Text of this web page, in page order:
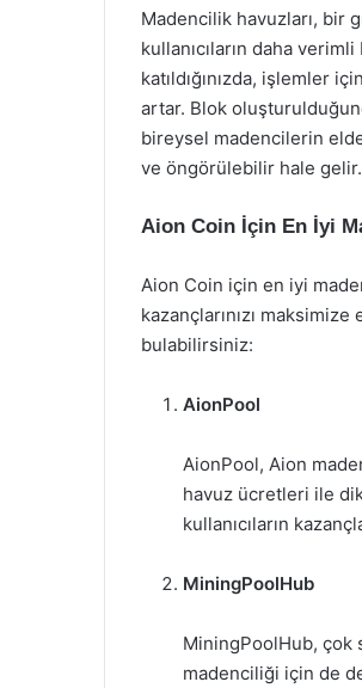
Madencilik havuzları, bir
kullanıcıların daha
katıldığınızda, işlemler
artar. Blok
bireysel madencilerin
ve öngörülebilir hale gelir.
Aion Coin İçin En İyi
Aion Coin için en iyi
kazançlarınızı
bulabilirsiniz:
AionPool
AionPool, Aion
havuz ücretleri ile
kullanıcıların
MiningPoolHub
MiningPoolHub, çok
madenciliği için de